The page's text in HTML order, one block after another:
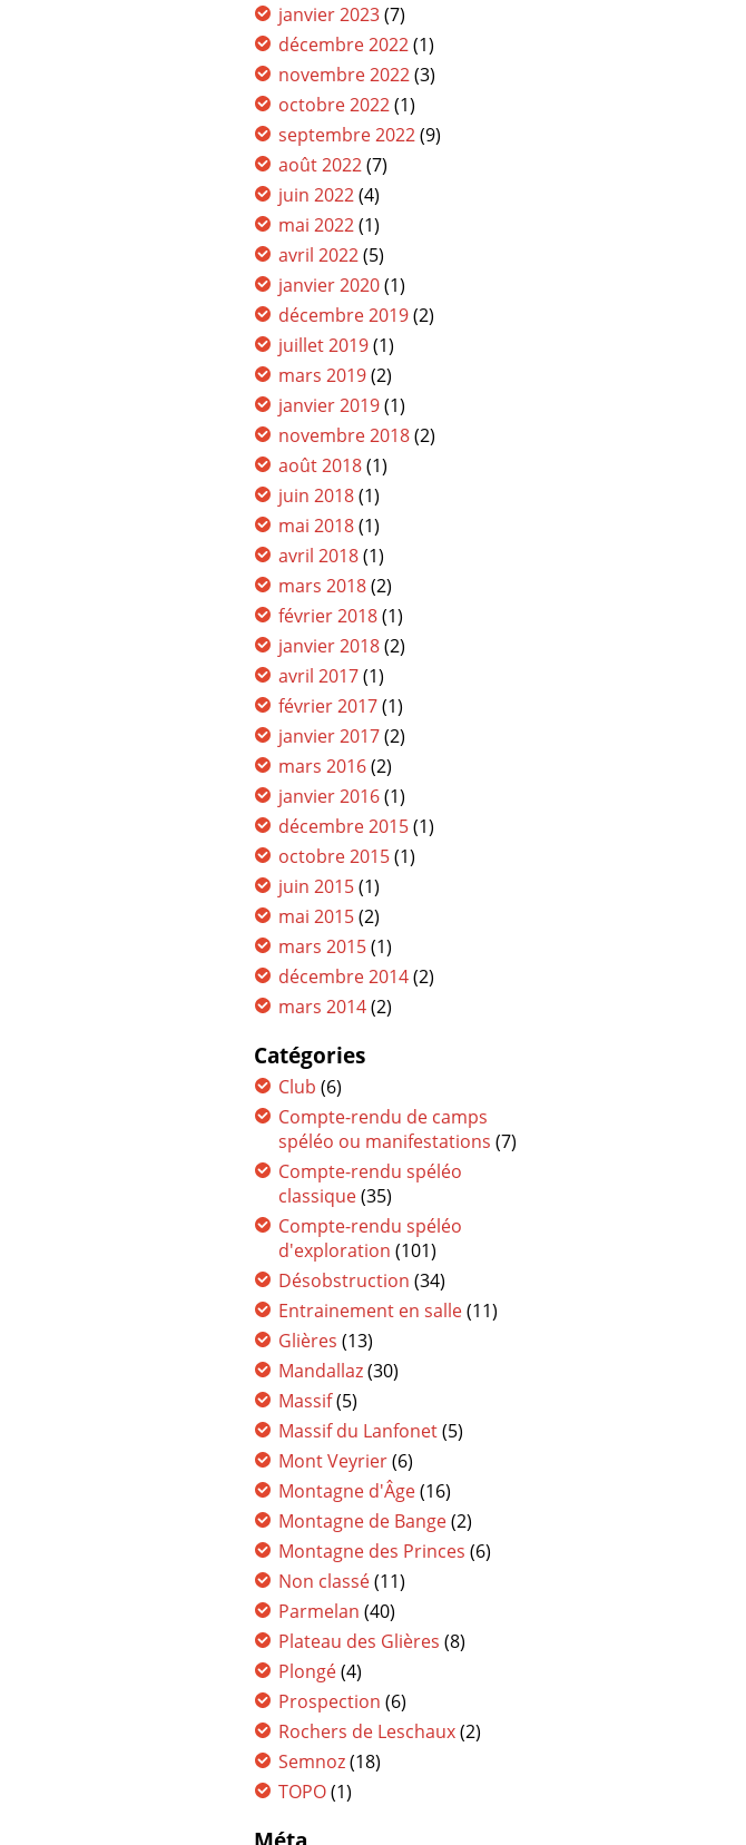
janvier 2023(7)
décembre 2022(1)
novembre 2022(3)
octobre 2022(1)
septembre 2022(9)
août 2022(7)
juin 2022(4)
mai 2022(1)
avril 2022(5)
janvier 2020(1)
décembre 2019(2)
juillet 2019(1)
mars 2019(2)
janvier 2019(1)
novembre 2018(2)
août 2018(1)
juin 2018(1)
mai 2018(1)
avril 2018(1)
mars 2018(2)
février 2018(1)
janvier 2018(2)
avril 2017(1)
février 2017(1)
janvier 2017(2)
mars 2016(2)
janvier 2016(1)
décembre 2015(1)
octobre 2015(1)
juin 2015(1)
mai 2015(2)
mars 2015(1)
décembre 2014(2)
mars 2014(2)
Catégories
Club (6)
Compte-rendu de camps
spéléo ou manifestations (7)
Compte-rendu spéléo
classique(35)
Compte-rendu spéléo
d'exploration (101)
Désobstruction (34)
Entrainement en salle(11)
Glières (13)
Mandallaz(30)
Massif(5)
Massif du Lanfonet(5)
Mont Veyrier(6)
Montagne d'Âge(16)
Montagne de Bange(2)
Montagne des Princes (6)
Non classé(11)
Parmelan (40)
Plateau des Glières (8)
Plongé(4)
Prospection (6)
Rochers de Leschaux(2)
Semnoz(18)
TOPO(1)